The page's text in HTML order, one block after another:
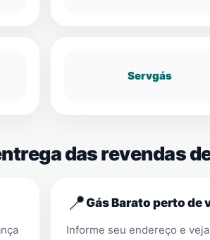
Servgás
das revendas
📍Gás Barato perto de
Informe seu endereço e